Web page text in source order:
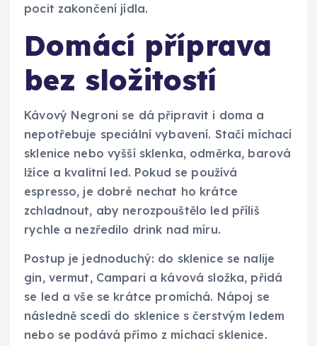
pocit zakončení jídla.
Domácí příprava
bez složitostí
Kávový Negroni se dá připravit i doma a
nepotřebuje speciální vybavení. Stačí míchací
sklenice nebo vyšší sklenka, odměrka, barová
lžíce a kvalitní led. Pokud se používá
espresso, je dobré nechat ho krátce
zchladnout, aby nerozpouštělo led příliš
rychle a nezředilo drink nad míru.
Postup je jednoduchý: do sklenice se nalije
gin, vermut, Campari a kávová složka, přidá
se led a vše se krátce promíchá. Nápoj se
následně scedí do sklenice s čerstvým ledem
nebo se podává přímo z míchací sklenice.